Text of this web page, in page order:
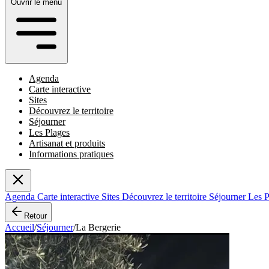
Ouvrir le menu
Agenda
Carte interactive
Sites
Découvrez le territoire
Séjourner
Les Plages
Artisanat et produits
Informations pratiques
Agenda Carte interactive Sites Découvrez le territoire SéjournerLes
Retour
Accueil/Séjourner/La Bergerie